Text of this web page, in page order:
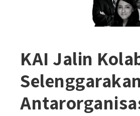
KAI Jalin